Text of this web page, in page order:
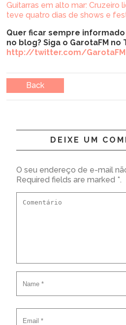
Guitarras em alto mar: Cruzeiro
teve quatro dias de shows e
Quer ficar sempre
no blog? Siga o GarotaFM no
http://twitter.com/GarotaFM
Back
DEIXE UM
O seu endereço de e-mail
Required fields are marked *.